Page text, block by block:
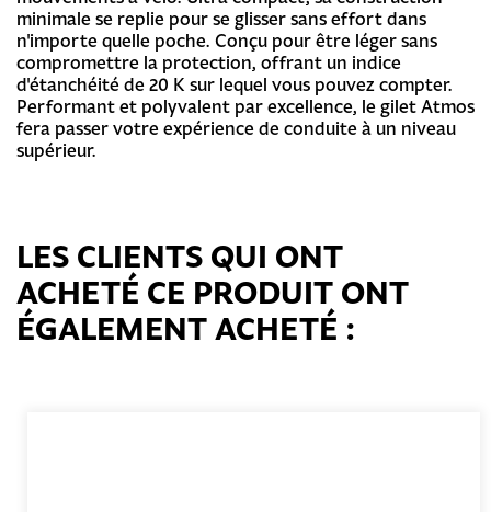
minimale se replie pour se glisser sans effort dans
n'importe quelle poche. Conçu pour être léger sans
compromettre la protection, offrant un indice
d'étanchéité de 20 K sur lequel vous pouvez compter.
Performant et polyvalent par excellence, le gilet Atmos
fera passer votre expérience de conduite à un niveau
supérieur.
LES CLIENTS QUI ONT
ACHETÉ CE PRODUIT ONT
ÉGALEMENT ACHETÉ :